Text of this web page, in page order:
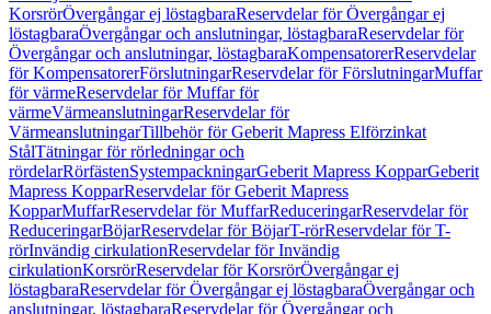
KorsrörÖvergångar ej löstagbaraReservdelar för Övergångar ej
löstagbaraÖvergångar och anslutningar, löstagbaraReservdelar för
Övergångar och anslutningar, löstagbaraKompensatorerReservdelar
för KompensatorerFörslutningarReservdelar för FörslutningarMuffar
för värmeReservdelar för Muffar för
värmeVärmeanslutningarReservdelar för
VärmeanslutningarTillbehör för Geberit Mapress Elförzinkat
StålTätningar för rörledningar och
rördelarRörfästenSystempackningarGeberit Mapress KopparGeberit
Mapress KopparReservdelar för Geberit Mapress
KopparMuffarReservdelar för MuffarReduceringarReservdelar för
ReduceringarBöjarReservdelar för BöjarT-rörReservdelar för T-
rörInvändig cirkulationReservdelar för Invändig
cirkulationKorsrörReservdelar för KorsrörÖvergångar ej
löstagbaraReservdelar för Övergångar ej löstagbaraÖvergångar och
anslutningar, löstagbaraReservdelar för Övergångar och